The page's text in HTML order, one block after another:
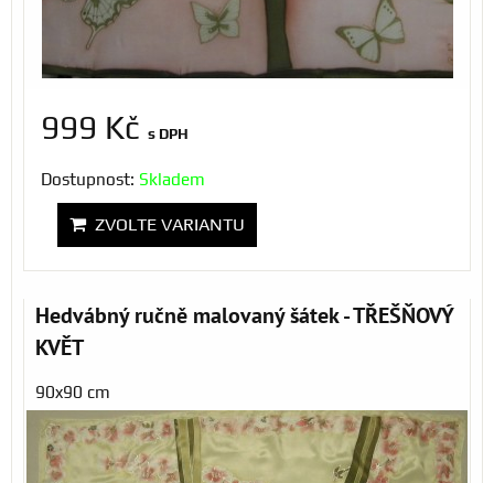
999 Kč s DPH
Dostupnost: Skladem
ZVOLTE VARIANTU
Hedvábný ručně malovaný šátek - TŘEŠŇOVÝ
KVĚT
90x90 cm